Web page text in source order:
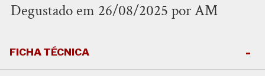
Degustado em 26/08/2025 por AM
FICHA TÉCNICA